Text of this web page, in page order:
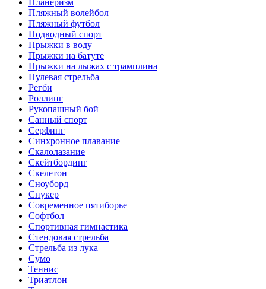
Планеризм
Пляжный волейбол
Пляжный футбол
Подводный спорт
Прыжки в воду
Прыжки на батуте
Прыжки на лыжах с трамплина
Пулевая стрельба
Регби
Роллинг
Рукопашный бой
Санный спорт
Серфинг
Синхронное плавание
Скалолазание
Скейтбординг
Скелетон
Сноуборд
Снукер
Современное пятиборье
Софтбол
Спортивная гимнастика
Стендовая стрельба
Стрельба из лука
Сумо
Теннис
Триатлон